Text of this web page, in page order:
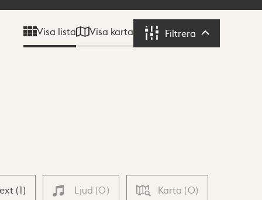
Visa lista Visa karta Filtrera Filtrera
(1) Ljud (0) Karta (0)